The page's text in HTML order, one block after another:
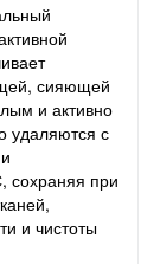
сияющей
и активно
удаляются с
сохраняя при
и чистоты